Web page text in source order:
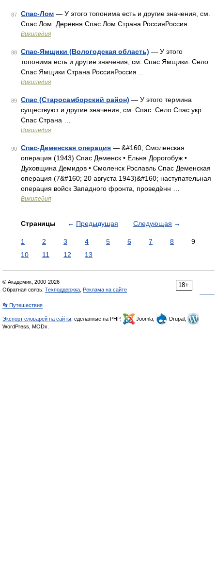
87 Спас-Лом — У этого топонима есть и другие значения, см.
Спас Лом. Деревня Спас Лом Страна РоссияРоссия …
Википедия
88 Спас-Ямщики (Вологодская область) — У этого
топонима есть и другие значения, см. Спас Ямщики. Село
Спас Ямщики Страна РоссияРоссия …
Википедия
89 Спас (Старосамборский район) — У этого термина
существуют и другие значения, см. Спас. Село Спас укр.
Спас Страна …
Википедия
90 Спас-Деменская операция — &#160; Смоленская
операция (1943) Спас Деменск • Ельня Дорогобуж •
Духовщина Демидов • Смоленск Рославль Спас Деменская
операция (7&#160; 20 августа 1943)&#160; наступательная
операция войск Западного фронта, проведённ …
Википедия
Страницы ← Предыдущая Следующая →
1 2 3 4 5 6 7 8
9
10
11 12 13
18+
© Академик, 2000-2026
Обратная связь: Техподдержка Реклама на сайте
👣 Путешествия
Экспорт словарей на сайты , сделанные на PHP, Joomla,
Drupal,
WordPress, MODx.